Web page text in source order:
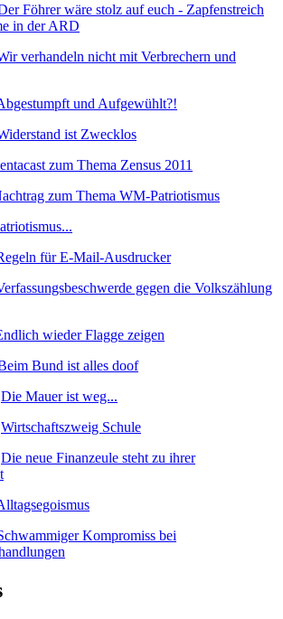
Föhrer wäre stolz auf euch - Zapfenstreich
in der ARD
verhandeln nicht mit Verbrechern und
und Aufgewühlt?!
ist Zwecklos
zum Thema Zensus 2011
zum Thema WM-Patriotismus
für E-Mail-Ausdrucker
gegen die Volkszählung
wieder Flagge zeigen
Bund ist alles doof
Die Mauer ist weg...
Wirtschaftszweig Schule
Die neue Finanzeule steht zu ihrer
Kompromiss bei